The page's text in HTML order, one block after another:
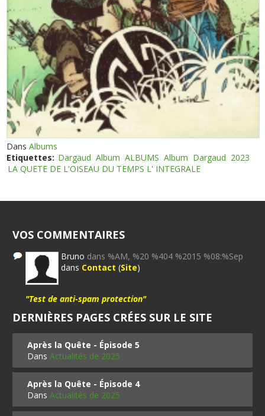
DansAlbums
Etiquettes: Dargaud Album ALBUMS Album Dargaud 2023
LA QUETE DE L'OISEAU DU TEMPS L' INTEGRALE
VOS COMMENTAIRES
Bruno dans %AM, %20 %404 %2015 %08:%Sep
dans Contact (Site)
"Test de anti-spam protection"
DERNIÈRES PAGES CRÉES SUR LE SITE
Après la Quête - Épisode 5
DansActualités de 2025
Après la Quête - Épisode 4
DansActualités de 2025